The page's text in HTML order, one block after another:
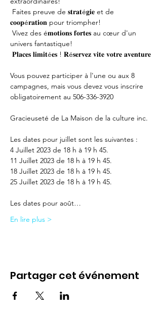
𝐜𝐨𝐨𝐩é𝐫𝐚𝐭𝐢𝐨𝐧 pour triompher!
univers fantastique!
Vous pouvez participer à l'une ou aux 8
campagnes, mais vous devez vous inscrire
obligatoirement au 506-336-3920
Gracieuseté de La Maison de la culture inc.
Les dates pour juillet sont les suivantes :
4 Juillet 2023 de 18 h à 19 h 45.
11 Juillet 2023 de 18 h à 19 h 45.
18 Juillet 2023 de 18 h à 19 h 45.
25 Juillet 2023 de 18 h à 19 h 45.
Les dates pour août…
En lire plus >
Partager cet événement